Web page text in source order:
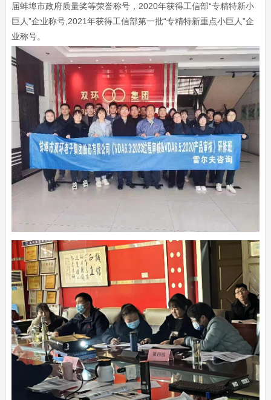
届蚌埠市政府质量奖等荣誉称号，2020年获得工信部“专精特新小
巨人”企业称号,2021年获得工信部第一批“专精特新重点小巨人”企
业称号。